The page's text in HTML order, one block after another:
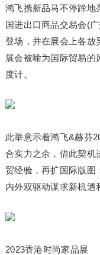
鸿飞携新品马不停蹄地
国进出口商品交易会(
登场，并在展会上各放
展会被喻为国际贸易的
度计。
此举意示着鸿飞&赫芬
合实力之余，借此契机
贸经验，再扩国际版图
内外双驱动谋求新机遇
2023香港时尚家品展